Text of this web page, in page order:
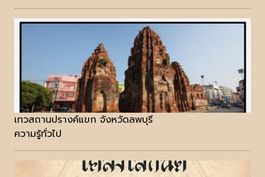
เทวสถานปรางค์แขก จังหวัดลพบุรี
ความรู้ทั่วไป